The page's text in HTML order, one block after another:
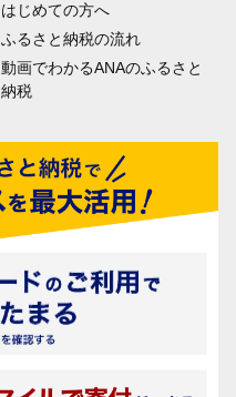
はじめての方へ
ふるさと納税の流れ
動画でわかるANAのふるさと
納税